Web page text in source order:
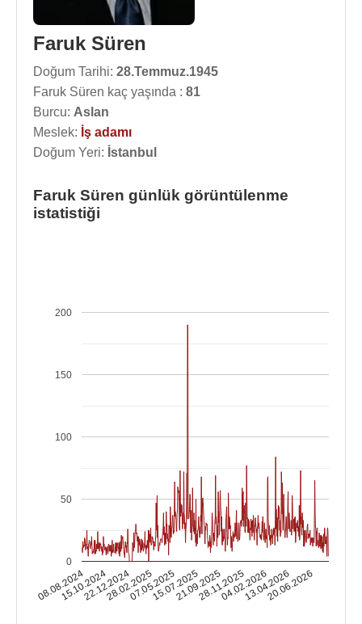
Faruk Süren
Doğum Tarihi: 28.Temmuz.1945
Faruk Süren kaç yaşında : 81
Burcu: Aslan
Meslek: İş adamı
Doğum Yeri: İstanbul
Faruk Süren günlük görüntülenme
istatistiği
08.08.2024
15.10.202422.12.202428.02.202507.05.202515.07.202521.09.202528.11.202504.02.202613.04.2026
20.06.2026
0
50
100
150
200